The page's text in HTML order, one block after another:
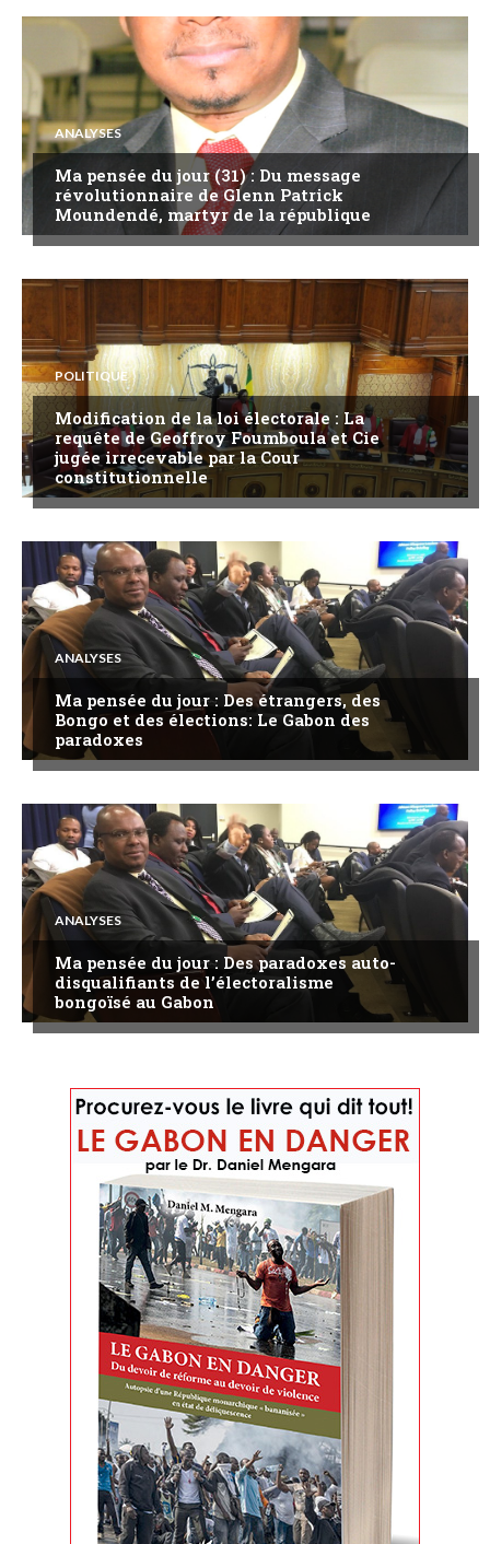
ANALYSES
Ma pensée du jour (31) : Du message
révolutionnaire de Glenn Patrick
Moundendé, martyr de la république
POLITIQUE
Modification de la loi électorale : La
requête de Geoffroy Foumboula et Cie
jugée irrecevable par la Cour
constitutionnelle
ANALYSES
Ma pensée du jour : Des étrangers, des
Bongo et des élections: Le Gabon des
paradoxes
ANALYSES
Ma pensée du jour : Des paradoxes auto-
disqualifiants de l’électoralisme
bongoïsé au Gabon